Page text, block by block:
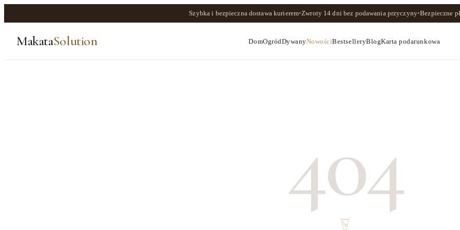
Szybka i bezpieczna dostawa kurierem•Zwroty 14 dnibez podawania przyczyny•Bezpieczne
MakataSolution DomOgródDywanyNowościBestselleryBlogKarta podarunkowa
404